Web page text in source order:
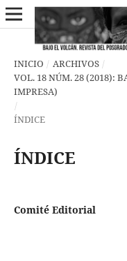
INICIO / ARCHIVOS /
VOL. 18 NÚM. 28 (2018):
IMPRESA)
/
ÍNDICE
ÍNDICE
Comité Editorial